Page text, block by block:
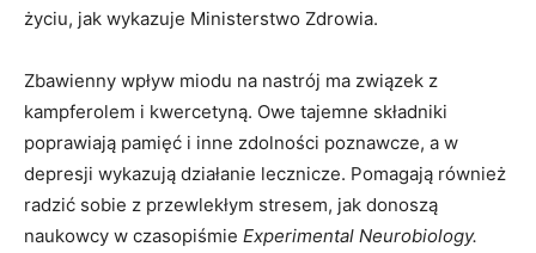
życiu, jak wykazuje Ministerstwo Zdrowia.
Zbawienny wpływ miodu na nastrój ma związek z
kampferolem i kwercetyną. Owe tajemne składniki
poprawiają pamięć i inne zdolności poznawcze, a w
depresji wykazują działanie lecznicze. Pomagają również
radzić sobie z przewlekłym stresem, jak donoszą
naukowcy w czasopiśmie Experimental Neurobiology.